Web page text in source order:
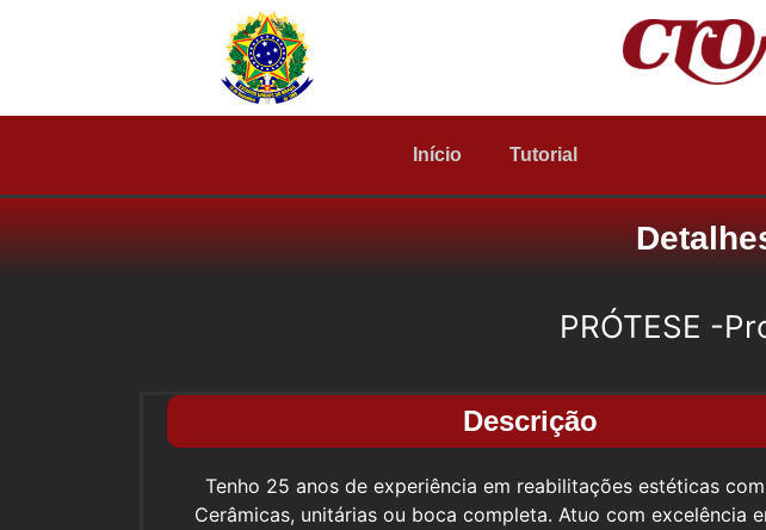
Início Tutorial
PRÓTESE -
Descrição
Tenho 25 anos de experiência em reabilitações estéticas com
Cerâmicas, unitárias ou boca completa. Atuo com excelência